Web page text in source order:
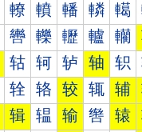
轑 轒 轓 轔 轕
轡 轢 轣 轤 轥
轱 轲 轳 轴 轵
辁 辂 较 辄 辅
辑 辒 输 辔 辕